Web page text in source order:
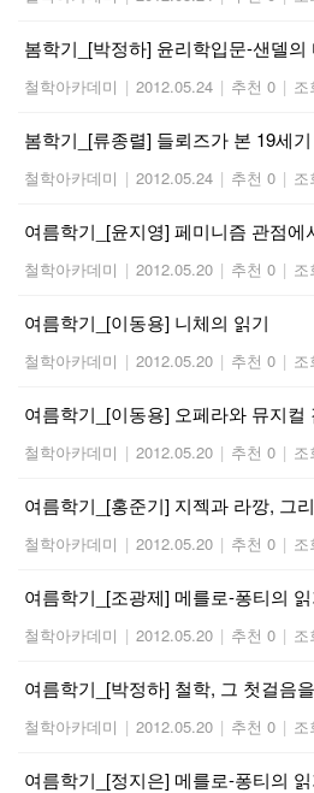
봄학기_[박정하] 윤리학입문-샌델의
철학아카데미 | 2012.05.24 | 추천 0 | 조
봄학기_[류종렬] 들뢰즈가 본 19세
철학아카데미 | 2012.05.24 | 추천 0 | 조
여름학기_[윤지영] 페미니즘 관점
철학아카데미 | 2012.05.20 | 추천 0 | 조
여름학기_[이동용] 니체의 읽기
철학아카데미 | 2012.05.20 | 추천 0 | 조
여름학기_[이동용] 오페라와 뮤지컬
철학아카데미 | 2012.05.20 | 추천 0 | 조
여름학기_[홍준기] 지젝과 라깡, 그
철학아카데미 | 2012.05.20 | 추천 0 | 조
여름학기_[조광제] 메를로-퐁티의 읽
철학아카데미 | 2012.05.20 | 추천 0 | 조
여름학기_[박정하] 철학, 그 첫걸음
철학아카데미 | 2012.05.20 | 추천 0 | 조
여름학기_[정지은] 메를로-퐁티의 읽